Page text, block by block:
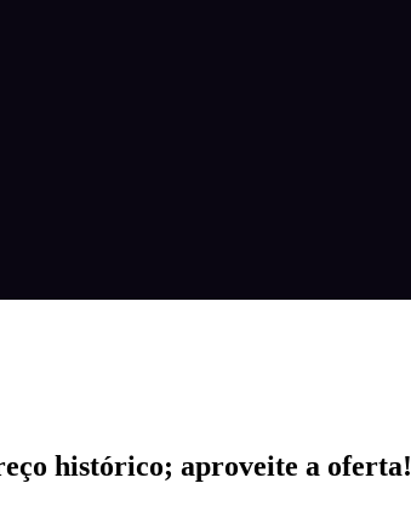
histórico; aproveite a oferta!